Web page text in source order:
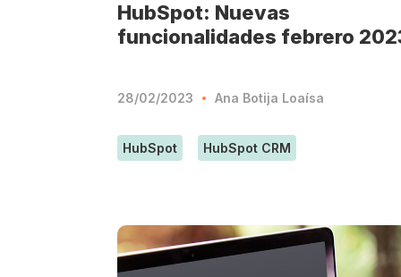
HubSpot: Nuevas
funcionalidades febrero
28/02/2023 Ana Botija Loaísa
HubSpot HubSpot CRM